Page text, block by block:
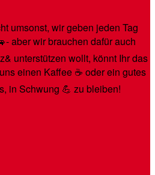
umsonst, wir geben jeden Tag
aber wir brauchen dafür auch
unterstützen wollt, könnt Ihr das
einen Kaffee ☕️ oder ein gutes
in Schwung 💪 zu bleiben!